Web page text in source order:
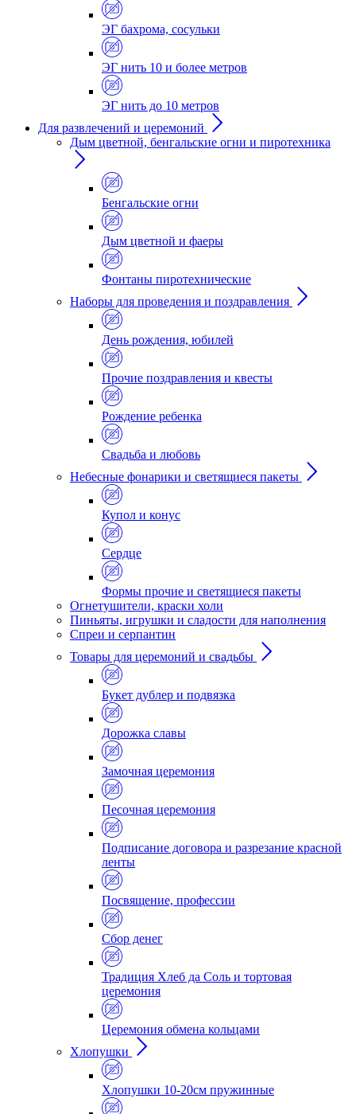
ЭГ бахрома, сосульки
ЭГ нить 10 и более метров
ЭГ нить до 10 метров
Для развлечений и церемоний
Дым цветной, бенгальские огни и пиротехника
Бенгальские огни
Дым цветной и фаеры
Фонтаны пиротехнические
Наборы для проведения и поздравления
День рождения, юбилей
Прочие поздравления и квесты
Рождение ребенка
Свадьба и любовь
Небесные фонарики и светящиеся пакеты
Купол и конус
Сердце
Формы прочие и светящиеся пакеты
Огнетушители, краски холи
Пиньяты, игрушки и сладости для наполнения
Спреи и серпантин
Товары для церемоний и свадьбы
Букет дублер и подвязка
Дорожка славы
Замочная церемония
Песочная церемония
Подписание договора и разрезание красной
ленты
Посвящение, профессии
Сбор денег
Традиция Хлеб да Соль и тортовая
церемония
Церемония обмена кольцами
Хлопушки
Хлопушки 10-20см пружинные